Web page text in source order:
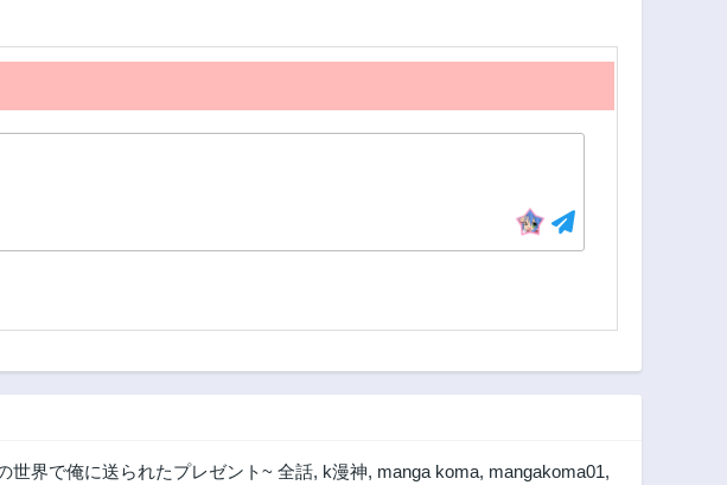
世界で俺に送られたプレゼント~ 全話, k漫神, manga koma, mangakoma01,